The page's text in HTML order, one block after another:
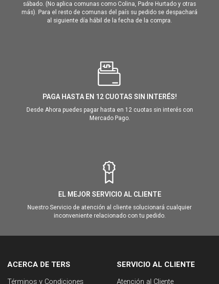
sábado. (No aplica comunas como Colina, Padre Hurtado y otras
más). Para el resto de comunas del país su pedido se despachará
al siguiente día hábil de la fecha de la compra.
PAGA HASTA EN 12 CUOTAS SIN INTERÉS!
Desde Ahora puedes pagar hasta en 12 cuotas sin interés con
Mercado Pago.
EL MEJOR SERVICIO AL CLIENTE
Nuestro Servicio de atención al cliente solucionará cualquier
inconveniente relacionado con tu pedido.
ACERCA DE TERS
Términos y Condiciones
SERVICIO AL CLIENTE
Atención al Cliente